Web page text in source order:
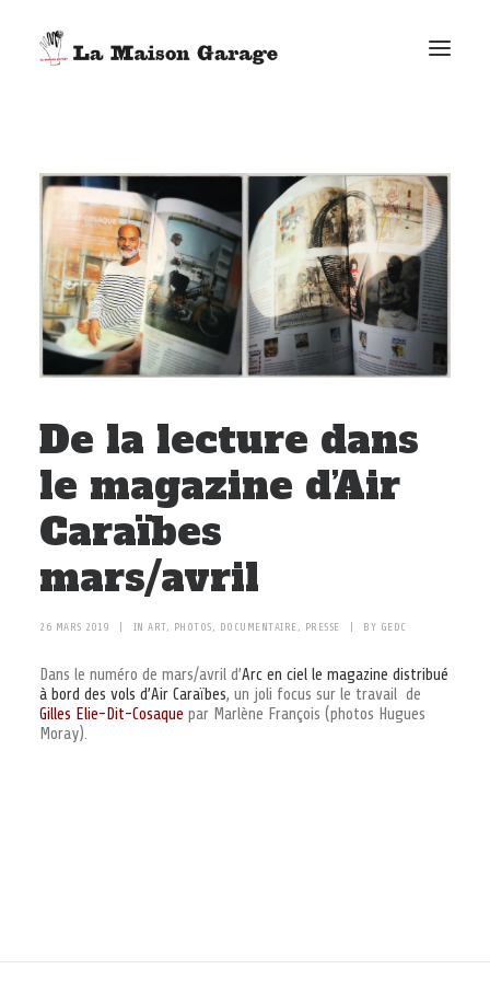
LES ACTUS
LES PRODUCTIONS
L’ÉPICERIE
G. ELIE-DIT-COSAQUE
LE MAG
BONUS
VIMEO
E-MAIL
À PROPOS
RECHERCHE
De la lecture dans
le magazine d’Air
Caraïbes
mars/avril
26 MARS 2019 IN ART, PHOTOS DOCUMENTAIRE PRESSE BY GEDC
Dans le numéro de mars/avril d’Arc en ciel le magazine distribué
à bord des vols d’Air Caraïbes, un joli focus sur le travail de
Gilles Elie-Dit-Cosaque par Marlène François (photos Hugues
Moray).